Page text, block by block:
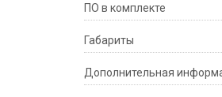
ПО в комплекте
Габариты
Дополнительная